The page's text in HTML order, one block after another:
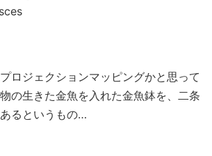
ロジェクションマッピングかと思って
の生きた金魚を入れた金魚鉢を、二条
るというもの…